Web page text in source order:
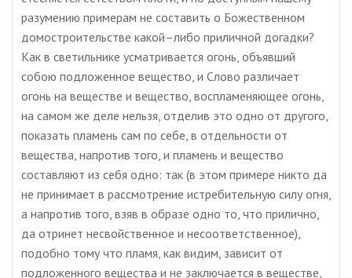
разумению примерам не составить о Божественном
домостроительстве какой–либо приличной догадки?
Как в светильнике усматривается огонь, объявший
собою подложенное вещество, и Слово различает
огонь на веществе и вещество, воспламеняющее огонь,
на самом же деле нельзя, отделив это одно от другого,
показать пламень сам по себе, в отдельности от
вещества, напротив того, и пламень и вещество
составляют из себя одно: так (в этом примере никто да
не принимает в рассмотрение истребительную силу огня,
а напротив того, взяв в образе одно то, что прилично,
да отринет несвойственное и несоответственное),
подобно тому что пламя, как видим, зависит от
подложенного вещества и не заключается в веществе,